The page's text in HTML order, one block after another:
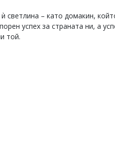
светлина – като домакин,
успех за страната ни, а
той.